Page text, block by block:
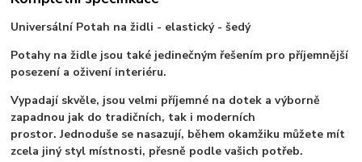
Universální Potah na židli - elastický - šedý
Potahy na židle jsou také jedinečným řešením pro příjemnější
posezení a oživení interiéru.
Vypadají skvěle, jsou velmi příjemné na dotek a výborně
zapadnou jak do tradičních, tak i moderních
prostor. Jednoduše se nasazují, během okamžiku můžete mít
zcela jiný styl místnosti, přesně podle vašich potřeb.